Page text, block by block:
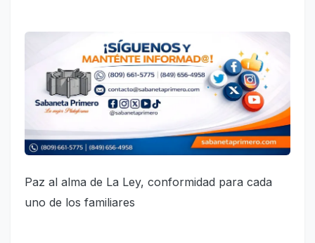
Paz al alma de La Ley, conformidad para cada
uno de los familiares